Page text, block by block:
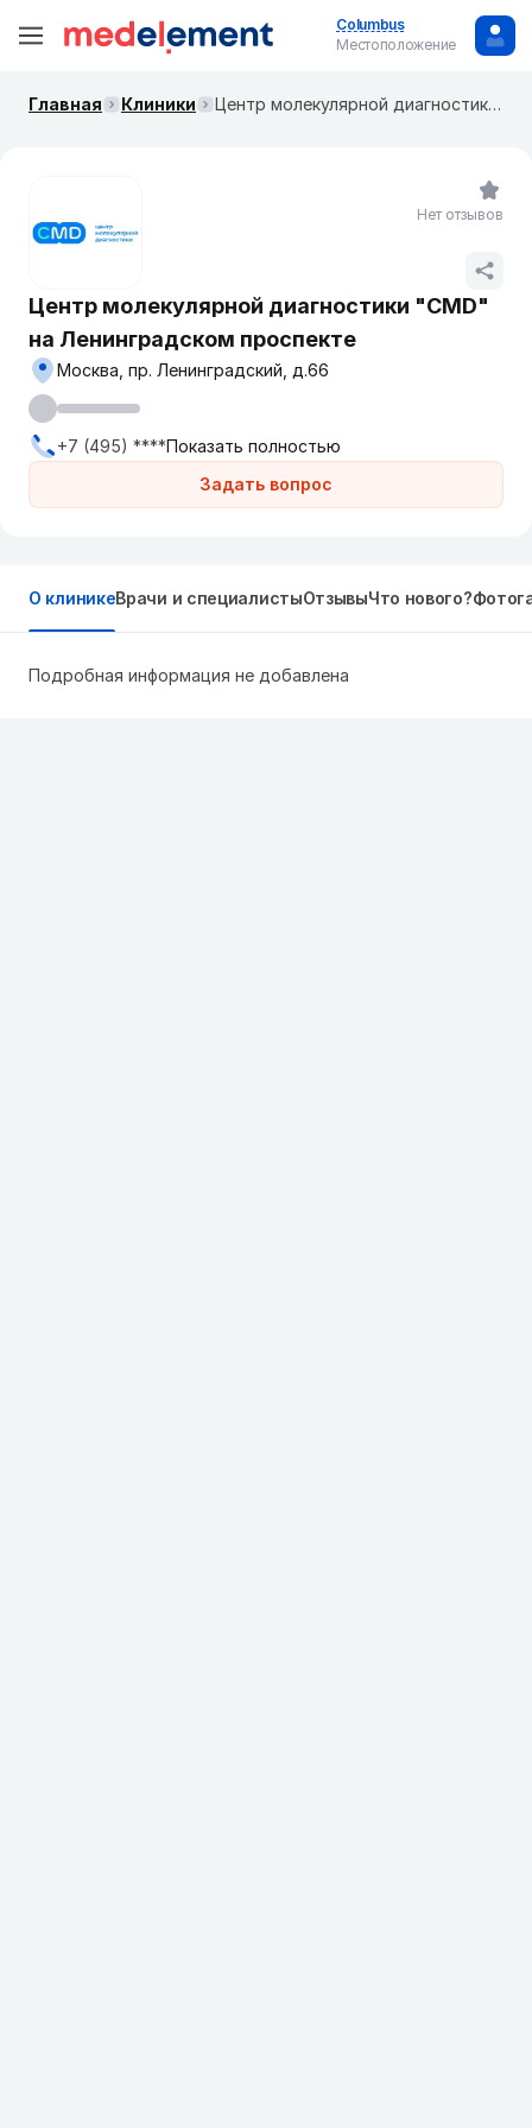
Columbus
Местоположение
Главная Клиники Центр молекулярной диагностики "CMD" на ​​Ленинградском проспекте
Центр молекулярной диагностики "CMD"
на ​​Ленинградском проспекте
Задать вопрос
Москва, пр. ​Ленинградский, д.66
+7 (495) ****Показать полностью
Нет отзывов
О клиникеВрачи и специалистыОтзывыЧто нового?
Подробная информация не добавлена